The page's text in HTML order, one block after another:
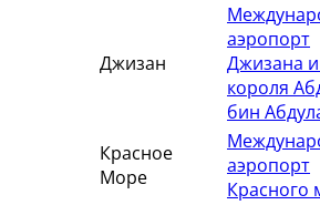
Джизан
аэропорт
Джизана
короля
бин
Красное
Море
аэропорт
Красного